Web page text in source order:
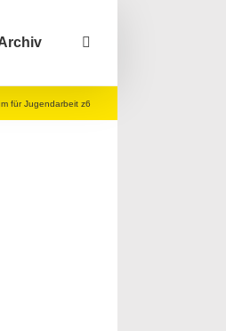
für Jugendarbeit z6